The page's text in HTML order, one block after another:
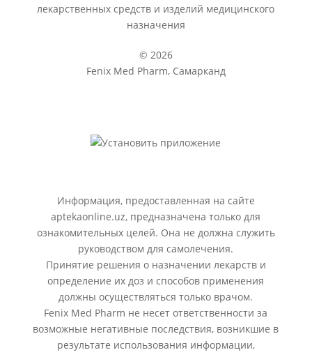
лекарственных средств и изделий медицинского
назначения
© 2026
Fenix Med Pharm, Самарканд
Информация, предоставленная на сайте
aptekaonline.uz, предназначена только для
ознакомительных целей. Она не должна служить
руководством для самолечения.
Принятие решения о назначении лекарств и
определение их доз и способов применения
должны осуществляться только врачом.
Fenix Med Pharm не несет ответственности за
возможные негативные последствия, возникшие в
результате использования информации,